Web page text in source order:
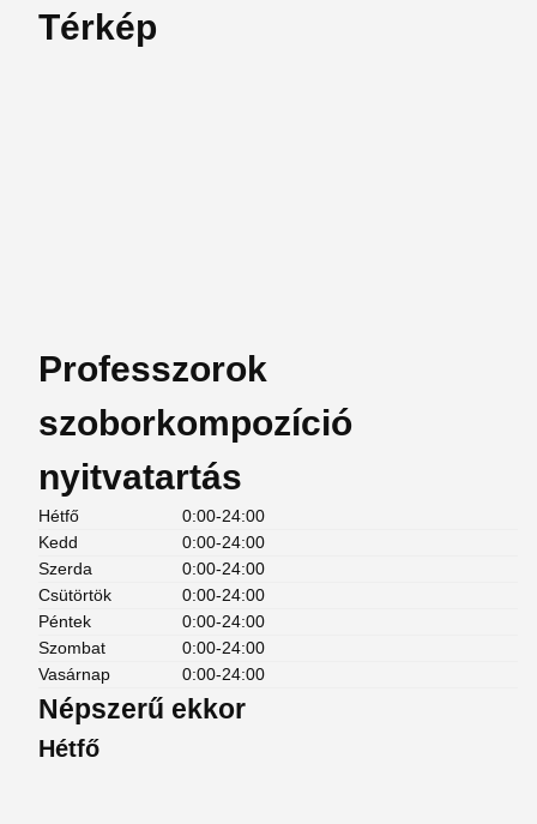
Térkép
Professzorok
szoborkompozíció
nyitvatartás
Hétfő
0:00-24:00
Kedd
0:00-24:00
Szerda
0:00-24:00
Csütörtök
0:00-24:00
Péntek
0:00-24:00
Szombat
0:00-24:00
Vasárnap
0:00-24:00
Népszerű ekkor
Hétfő